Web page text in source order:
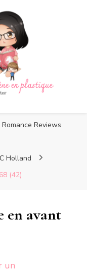
la
Romance Reviews
Holland
(42)
en avant
un